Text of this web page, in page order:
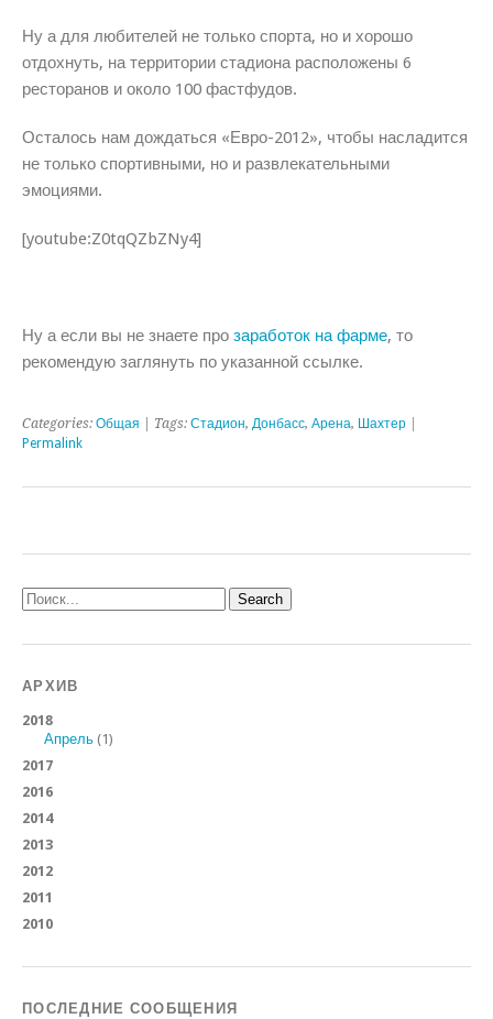
Ну а для любителей не только спорта, но и хорошо
отдохнуть, на территории стадиона расположены 6
ресторанов и около 100 фастфудов.
Осталось нам дождаться «Евро-2012», чтобы насладится
не только спортивными, но и развлекательными
эмоциями.
[youtube:Z0tqQZbZNy4]
Ну а если вы не знаете про заработок на фарме, то
рекомендую заглянуть по указанной ссылке.
Categories: Общая | Tags: Стадион, Донбасс, Арена, Шахтер
Permalink
АРХИВ
2018
Апрель (1)
2017
2016
2014
2013
2012
2011
2010
ПОСЛЕДНИЕ СООБЩЕНИЯ